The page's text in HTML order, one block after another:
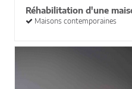
Réhabilitation d'une
Maisons contemporaines